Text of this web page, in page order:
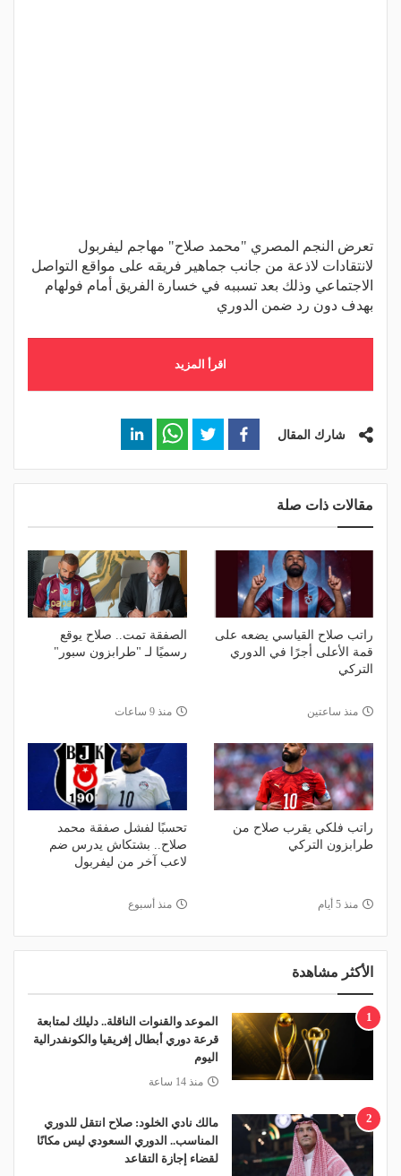
تعرض النجم المصري "محمد صلاح" مهاجم ليفربول
لانتقادات لاذعة من جانب جماهير فريقه على مواقع التواصل
الاجتماعي وذلك بعد تسببه في خسارة الفريق أمام فولهام
بهدف دون رد ضمن الدوري
اقرأ المزيد
شارك المقال
مقالات ذات صلة
راتب صلاح القياسي يضعه على
قمة الأعلى أجرًا في الدوري
التركي
منذ ساعتين
الصفقة تمت.. صلاح يوقع
رسميًا لـ "طرابزون سبور"
منذ 9 ساعات
راتب فلكي يقرب صلاح من
طرابزون التركي
منذ 5 أيام
تحسبًا لفشل صفقة محمد
صلاح.. بشتكاش يدرس ضم
لاعب آخر من ليفربول
منذ أسبوع
الأكثر مشاهدة
1
الموعد والقنوات الناقلة.. دليلك لمتابعة
قرعة دوري أبطال إفريقيا والكونفدرالية
اليوم
منذ 14 ساعة
2
مالك نادي الخلود: صلاح انتقل للدوري
المناسب.. الدوري السعودي ليس مكانًا
لقضاء إجازة التقاعد